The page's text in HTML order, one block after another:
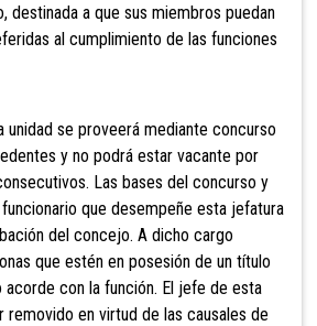
destinada a que sus miembros puedan
al cumplimiento de las funciones
se proveerá mediante concurso
y no podrá estar vacante por
Las bases del concurso y
que desempeñe esta jefatura
del concejo. A dicho cargo
que estén en posesión de un título
con la función. El jefe de esta
removido en virtud de las causales de